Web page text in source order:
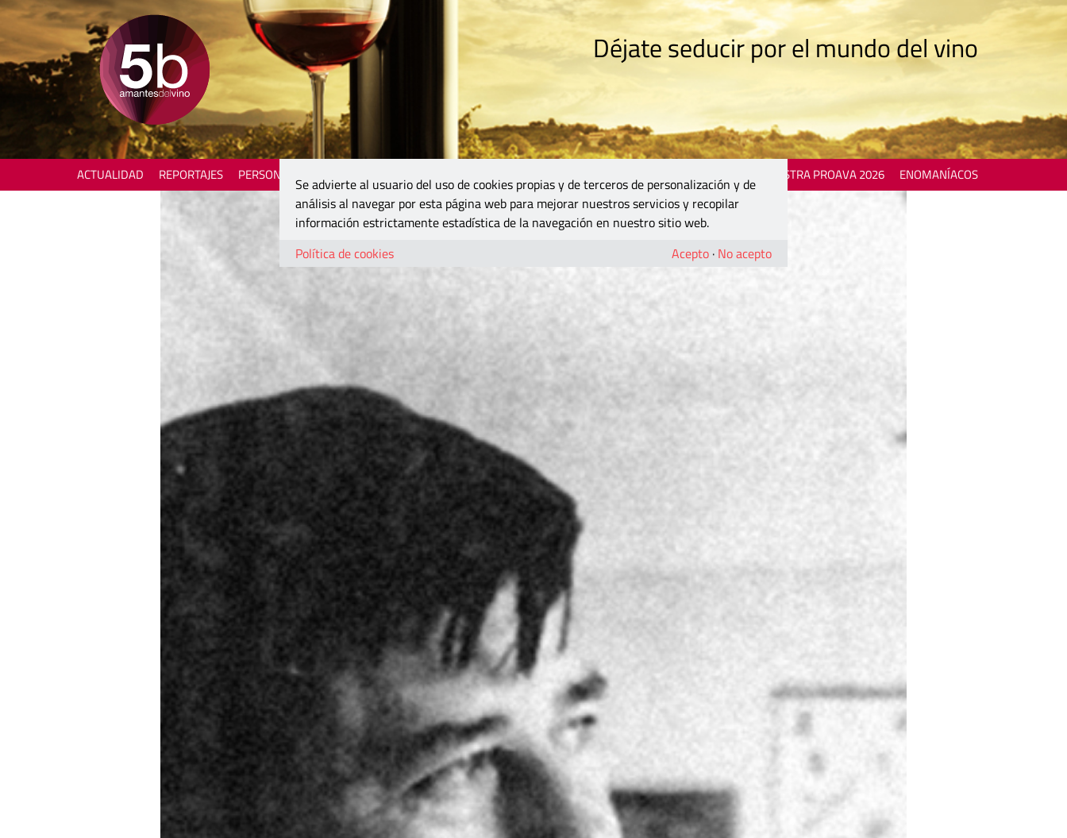
Déjate seducir por el mundo del vino
ACTUALIDAD REPORTAJES PERSONAJES MOSTRA PROAVA 2026 ENOMANÍACOS
Se advierte al usuario del uso de cookies propias y de terceros de personalización y de
análisis al navegar por esta página web para mejorar nuestros servicios y recopilar
información estrictamente estadística de la navegación en nuestro sitio web.
Política de cookies
Acepto · No acepto